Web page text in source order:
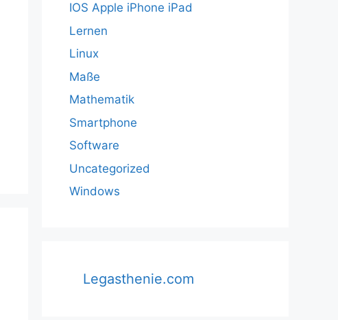
IOS Apple iPhone iPad
Lernen
Linux
Maße
Mathematik
Smartphone
Software
Uncategorized
Windows
Legasthenie.com